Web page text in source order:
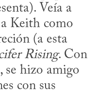
Veía a
Keith como
(a esta
Rising. Con
se hizo amigo
con sus